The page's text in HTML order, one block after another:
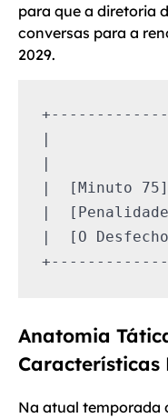
para que a diretoria
conversas para a
2029.
|
|  [Minuto 75]
|
|  [O
Anatomia
Características
Na atual temporada